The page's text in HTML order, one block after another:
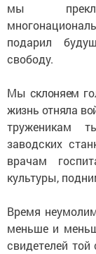
мы
подарил
свободу.
Мы склоняем
жизнь отняла
труженикам
заводских
врачам
культуры,
Время
меньше и
свидетелей